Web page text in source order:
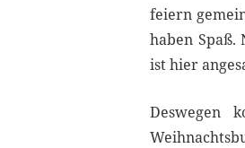
feiern
haben Spaß.
ist hier
Deswegen